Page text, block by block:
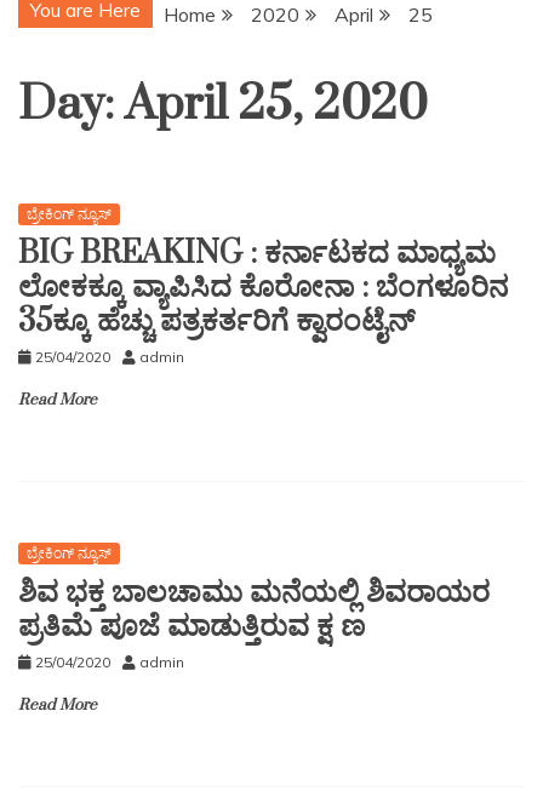
You are Here Home 2020 April 25
Day:April 25, 2020
ಬ್ರೇಕಿಂಗ್ ನ್ಯೂಸ್
BIG BREAKING : ಕರ್ನಾಟಕದ ಮಾಧ್ಯಮ
ಲೋಕಕ್ಕೂ ವ್ಯಾಪಿಸಿದ ಕೊರೋನಾ : ಬೆಂಗಳೂರಿನ
35ಕ್ಕೂ ಹೆಚ್ಚು ಪತ್ರಕರ್ತರಿಗೆ ಕ್ವಾರಂಟೈನ್
25/04/2020 admin
Read More
ಬ್ರೇಕಿಂಗ್ ನ್ಯೂಸ್
ಶಿವ ಭಕ್ತ ಬಾಲಚಾಮು ಮನೆಯಲ್ಲಿ ಶಿವರಾಯರ
ಪ್ರತಿಮೆ ಪೂಜೆ ಮಾಡುತ್ತಿರುವ ಕ್ಷ ಣ
25/04/2020 admin
Read More